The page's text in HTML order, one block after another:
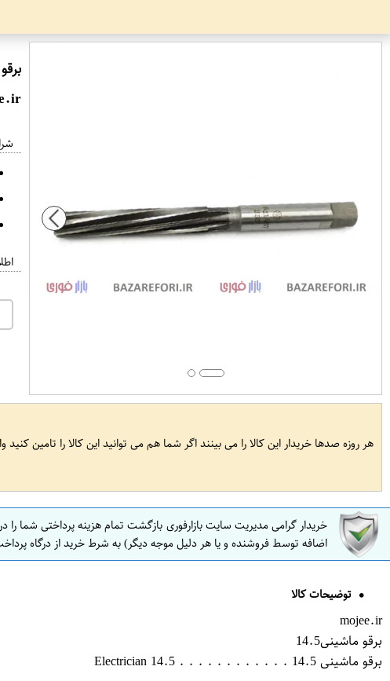
هر روزه صدها خریدار این کالا را می بینند اگر شما هم می توانید این کالا را تامین کنید
خریدار گرامی مدیریت سایت بازارفوری بازگشت تمام هزینه پرداختی
اضافه توسط فروشنده و یا هر دلیل موجه دیگر) به شرط خرید از درگاه
توضیحات کالا
mojee.ir
برقو ماشینی14.5
برقو ماشینی 14.5 . . . . . . . . . . . . Electrician 14.5